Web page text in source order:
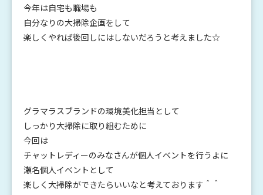
今年は自宅も職場も
自分なりの大掃除企画をして
楽しくやれば後回しにはしないだろうと考えました☆
グラマラスブランドの環境美化担当として
しっかり大掃除に取り組むために
今回は
チャットレディーのみなさんが個人イベントを行うよに
瀬名個人イベントとして
楽しく大掃除ができたらいいなと考えております＾＾